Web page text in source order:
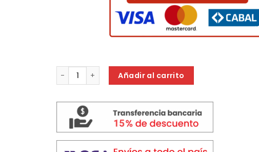
ESTUFA GARRAFERA KANJI HEATGASBTL5000G GRIS
Añadir al carrito